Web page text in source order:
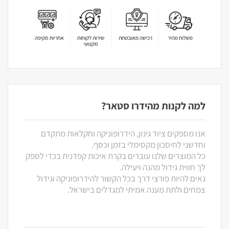
למה לקנות מהידרו סטאר?
אנו מספקים ציוד גינון, הידרופוניקה וחקלאות מתקדם
וחדשני לחיסכון מקסימלי בזמן וכסף.
כל המוצרים שלנו עוברים בקרת איכות קפדנית בכדי לספק
לך חווית גידול מהנה ויעילה.
גאים להיות פורצי דרך בכל הקשור להידרופוניקה וגידול
צמחים ולתת מענה אמיתי למגדלים בישראל.